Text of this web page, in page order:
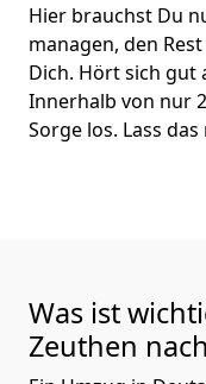
Hier brauchst Du
managen, den
Dich. Hört sich gut
Innerhalb von nur 2
Sorge los. Lass
Was ist
Zeuthen